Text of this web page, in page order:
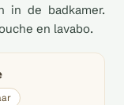
in de badkamer.
en lavabo.